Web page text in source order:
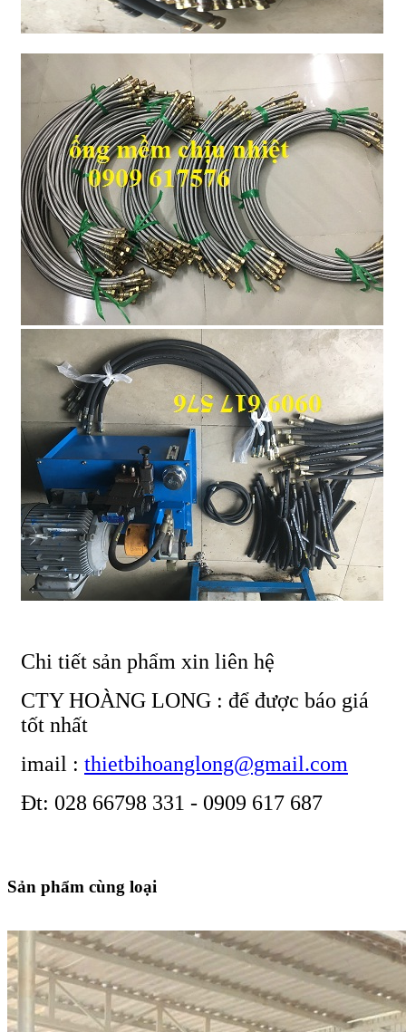
Chi tiết sản phẩm xin liên hệ
CTY HOÀNG LONG : để được báo giá
tốt nhất
imail : thietbihoanglong@gmail.com
Đt: 028 66798 331 - 0909 617 687
Sản phẩm cùng loại